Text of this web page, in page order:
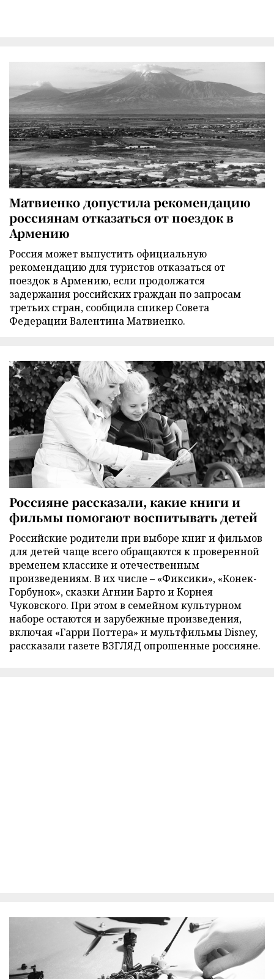
Матвиенко допустила рекомендацию
россиянам отказаться от поездок в
Армению
Россия может выпустить официальную
рекомендацию для туристов отказаться от
поездок в Армению, если продолжатся
задержания российских граждан по запросам
третьих стран, сообщила спикер Совета
Федерации Валентина Матвиенко.
Россияне рассказали, какие книги и
фильмы помогают воспитывать детей
Российские родители при выборе книг и фильмов
для детей чаще всего обращаются к проверенной
временем классике и отечественным
произведениям. В их числе – «Фиксики», «Конек-
Горбунок», сказки Агнии Барто и Корнея
Чуковского. При этом в семейном культурном
наборе остаются и зарубежные произведения,
включая «Гарри Поттера» и мультфильмы Disney,
рассказали газете ВЗГЛЯД опрошенные россияне.